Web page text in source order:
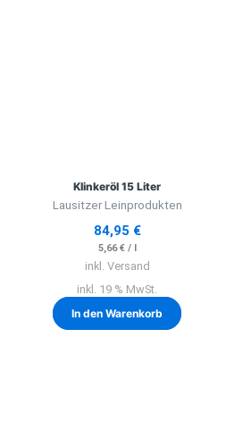
Klinkeröl 15 Liter
Lausitzer Leinprodukten
84,95 €
5,66€/ l
inkl. Versand
inkl. 19 % MwSt.
In den Warenkorb